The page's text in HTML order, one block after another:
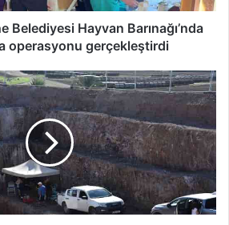
Belediyesi Hayvan Barınağı’nda
operasyonu gerçekleştirdi